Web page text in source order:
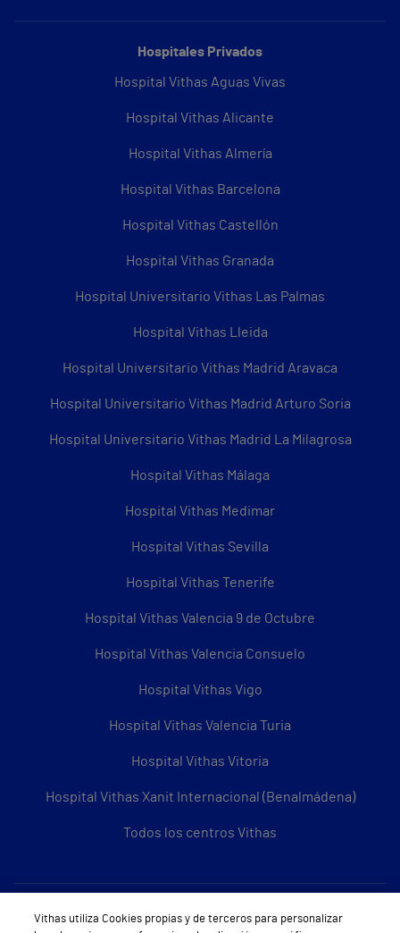
Hospitales Privados
Hospital Vithas Aguas Vivas
Hospital Vithas Alicante
Hospital Vithas Almería
Hospital Vithas Barcelona
Hospital Vithas Castellón
Hospital Vithas Granada
Hospital Universitario Vithas Las Palmas
Hospital Vithas Lleida
Hospital Universitario Vithas Madrid Aravaca
Hospital Universitario Vithas Madrid Arturo Soria
Hospital Universitario Vithas Madrid La Milagrosa
Hospital Vithas Málaga
Hospital Vithas Medimar
Hospital Vithas Sevilla
Hospital Vithas Tenerife
Hospital Vithas Valencia 9 de Octubre
Hospital Vithas Valencia Consuelo
Hospital Vithas Vigo
Hospital Vithas Valencia Turia
Hospital Vithas Vitoria
Hospital Vithas Xanit Internacional (Benalmádena)
Todos los centros Vithas
Sobre Vithas
Vithas utiliza Cookies propias y de terceros para personalizar